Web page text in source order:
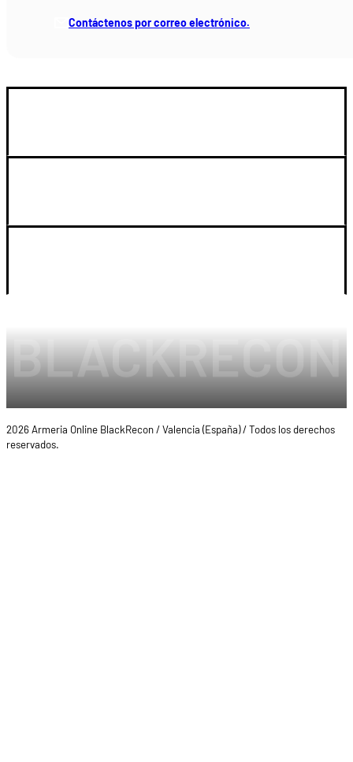
Contáctenos por correo electrónico.
2026 Armeria Online BlackRecon / Valencia (España) / Todos los derechos
reservados.